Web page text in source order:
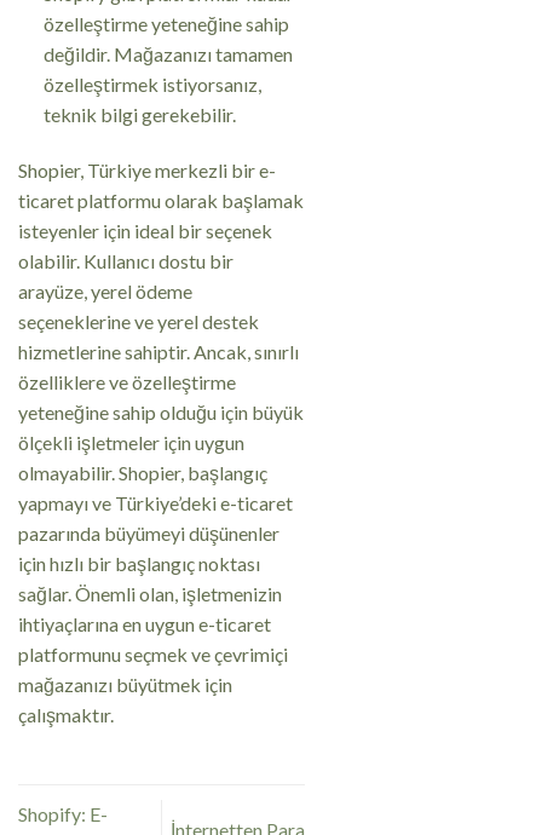
özelleştirme yeteneğine sahip
değildir. Mağazanızı tamamen
özelleştirmek istiyorsanız,
teknik bilgi gerekebilir.
Shopier, Türkiye merkezli bir e-
ticaret platformu olarak başlamak
isteyenler için ideal bir seçenek
olabilir. Kullanıcı dostu bir
arayüze, yerel ödeme
seçeneklerine ve yerel destek
hizmetlerine sahiptir. Ancak, sınırlı
özelliklere ve özelleştirme
yeteneğine sahip olduğu için büyük
ölçekli işletmeler için uygun
olmayabilir. Shopier, başlangıç
yapmayı ve Türkiye’deki e-ticaret
pazarında büyümeyi düşünenler
için hızlı bir başlangıç noktası
sağlar. Önemli olan, işletmenizin
ihtiyaçlarına en uygun e-ticaret
platformunu seçmek ve çevrimiçi
mağazanızı büyütmek için
çalışmaktır.
Shopify: E-
İnternetten Para